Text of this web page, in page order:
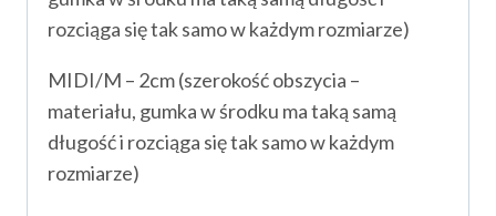
rozciąga się tak samo w każdym rozmiarze)
MIDI/M – 2cm (szerokość obszycia –
materiału, gumka w środku ma taką samą
długość i rozciąga się tak samo w każdym
rozmiarze)